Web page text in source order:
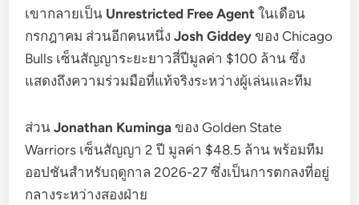
เขากลายเป็น Unrestricted Free Agent ในเดือน
กรกฎาคม ส่วนอีกคนหนึ่งJosh Giddey ของ Chicago
Bulls เซ็นสัญญาระยะยาวสี่ปีมูลค่า $100 ล้าน ซึ่ง
แสดงถึงความร่วมมือที่แท้จริงระหว่างผู้เล่นและทีม
ส่วนJonathan Kuminga ของ Golden State
Warriors เซ็นสัญญา 2 ปี มูลค่า $48.5 ล้าน พร้อมทีม
ออปชันสำหรับฤดูกาล 2026-27 ซึ่งเป็นการตกลงที่อยู่
กลางระหว่างสองฝ่าย